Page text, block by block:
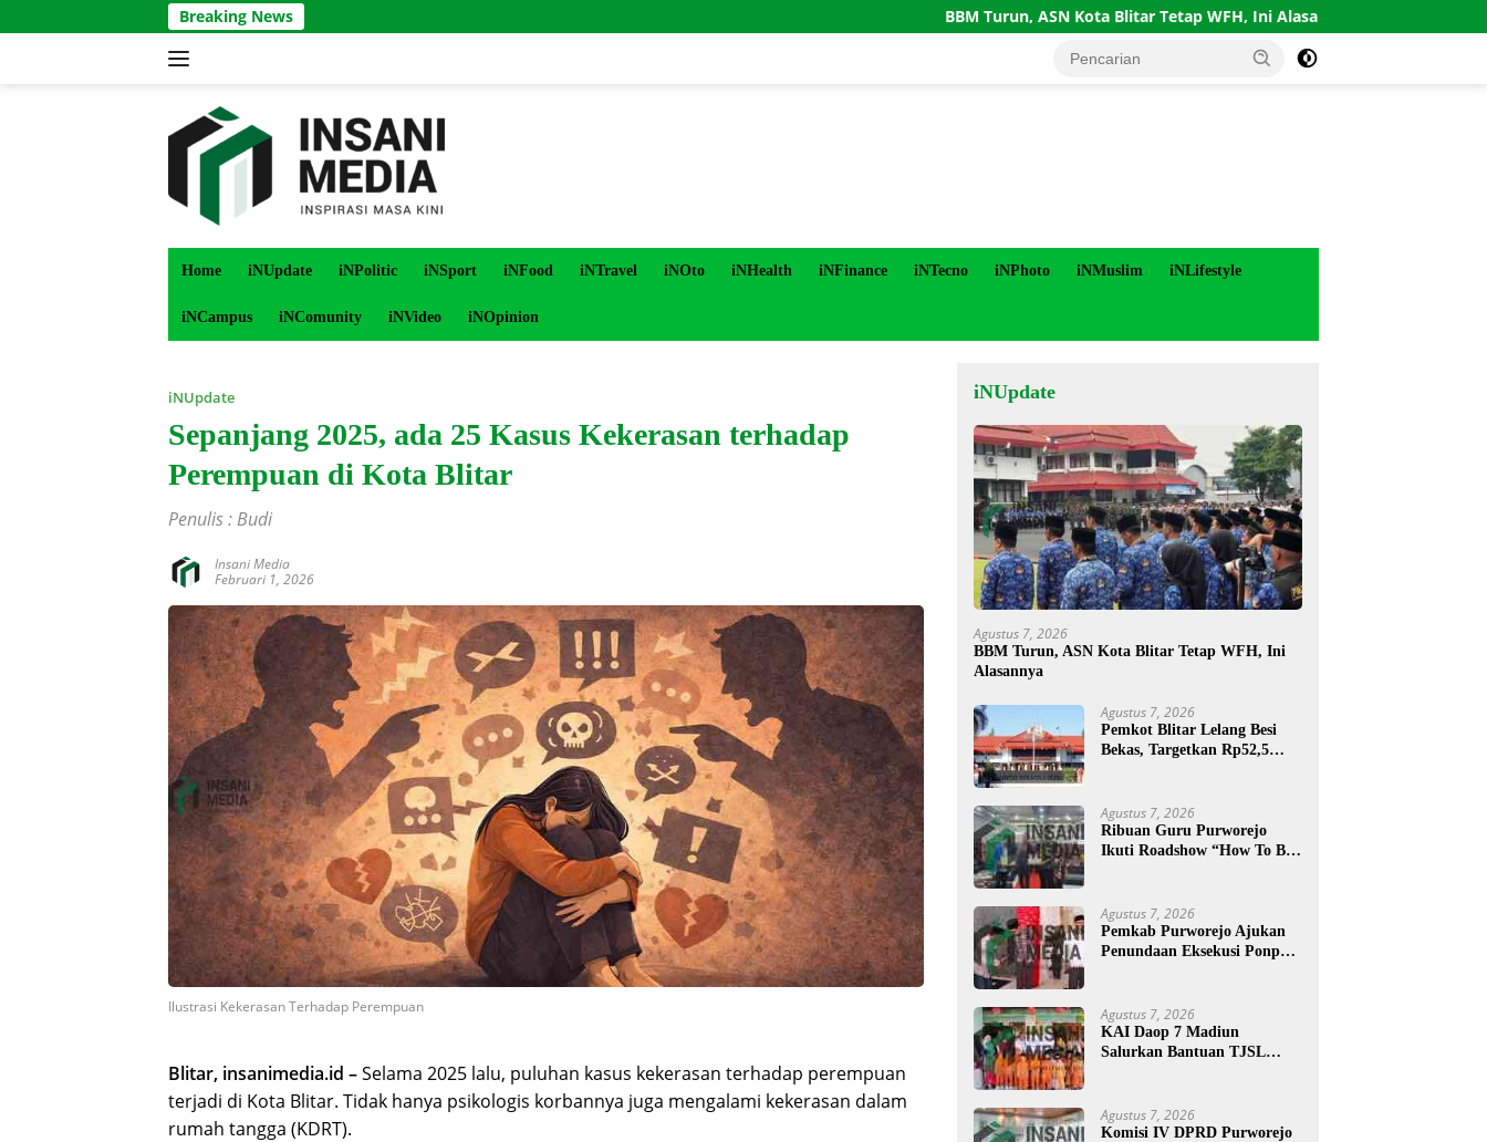
ke
Breaking News BBM Turun, ASN Kota Blitar Tetap WFH, Ini Alasannya
Home iNUpdate iNPolitic iNSport iNFood iNTravel iNOto iNHealth iNFinance iNTecno iNPhoto iNMuslim iNLifestyle
iNCampus iNComunity iNVideo iNOpinion
iNUpdate
Sepanjang 2025, ada 25 Kasus Kekerasan terhadap
Perempuan di Kota Blitar
Penulis : Budi
Insani Media
Februari 1, 2026
Ilustrasi Kekerasan Terhadap Perempuan
Blitar, insanimedia.id –Selama 2025 lalu, puluhan kasus kekerasan terhadap perempuan
terjadi di Kota Blitar. Tidak hanya psikologis korbannya juga mengalami kekerasan dalam
rumah tangga (KDRT).
iNUpdate
Agustus 7, 2026
BBM Turun, ASN Kota Blitar Tetap WFH, Ini
Alasannya
Agustus 7, 2026
Pemkot Blitar Lelang Besi
Bekas, Targetkan Rp52,5
Agustus 7, 2026
Ribuan Guru Purworejo
Ikuti Roadshow “How To Be
Agustus 7, 2026
Pemkab Purworejo Ajukan
Penundaan Eksekusi Ponpes
Agustus 7, 2026
KAI Daop 7 Madiun
Salurkan Bantuan TJSL
Budaya
Agustus 7, 2026
Komisi IV DPRD Purworejo